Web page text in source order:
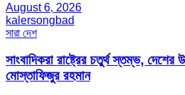
August 6, 2026
kalersongbad
সারা দেশ
সাংবাদিকরা রাষ্ট্রের চতুর্থ স্তম্ভ,
মোস্তাফিজুর রহমান